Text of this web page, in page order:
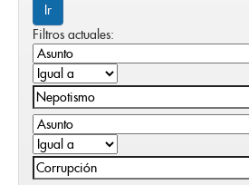
Filtros actuales: